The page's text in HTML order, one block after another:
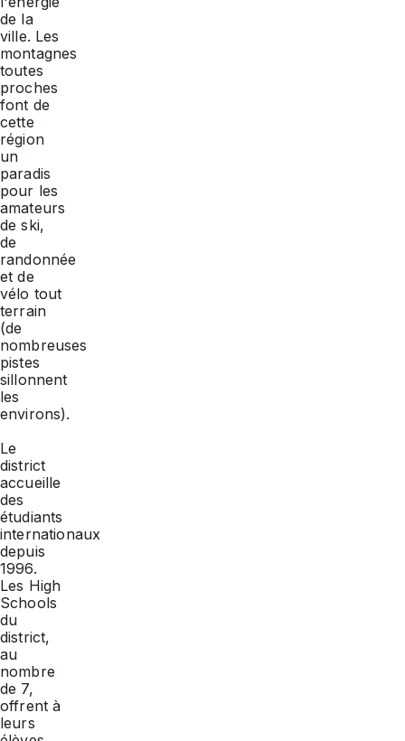
de la
ville. Les
montagnes
toutes
proches
font de
cette
région
un
paradis
pour les
amateurs
de ski,
de
randonnée
et de
vélo tout
terrain
(de
nombreuses
pistes
sillonnent
les
environs).
Le
district
accueille
des
étudiants
internationaux
depuis
1996.
Les High
Schools
du
district,
au
nombre
de 7,
offrent à
leurs